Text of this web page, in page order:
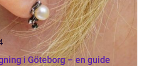
i Göteborg – en guide